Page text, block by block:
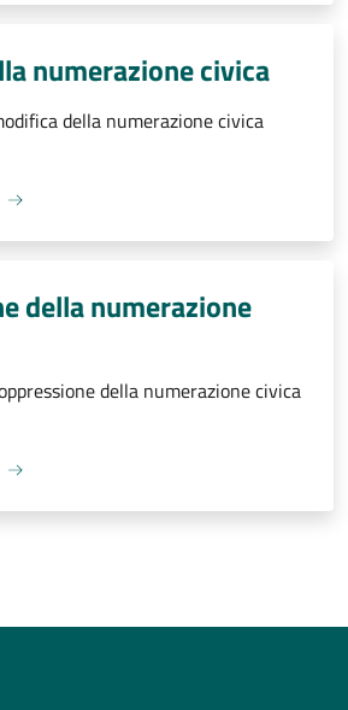
numerazione civica
della numerazione civica
della numerazione
della numerazione civica